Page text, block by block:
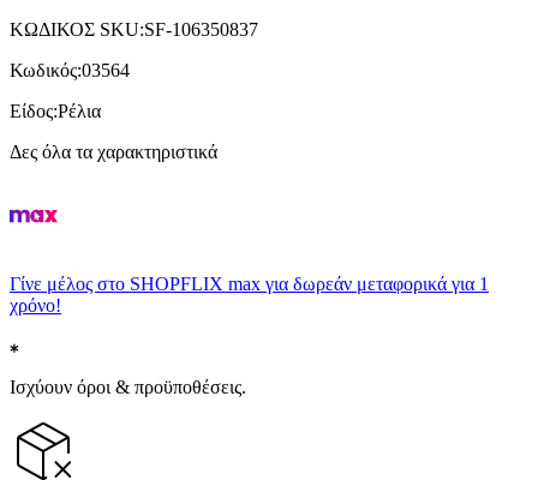
ΚΩΔΙΚΟΣ SKU:SF-106350837
Κωδικός:03564
Είδος:Ρέλια
Δες όλα τα χαρακτηριστικά
Γίνε μέλος στο SHOPFLIX max για δωρεάν μεταφορικά για 1
χρόνο!
Ισχύουν όροι & προϋποθέσεις.